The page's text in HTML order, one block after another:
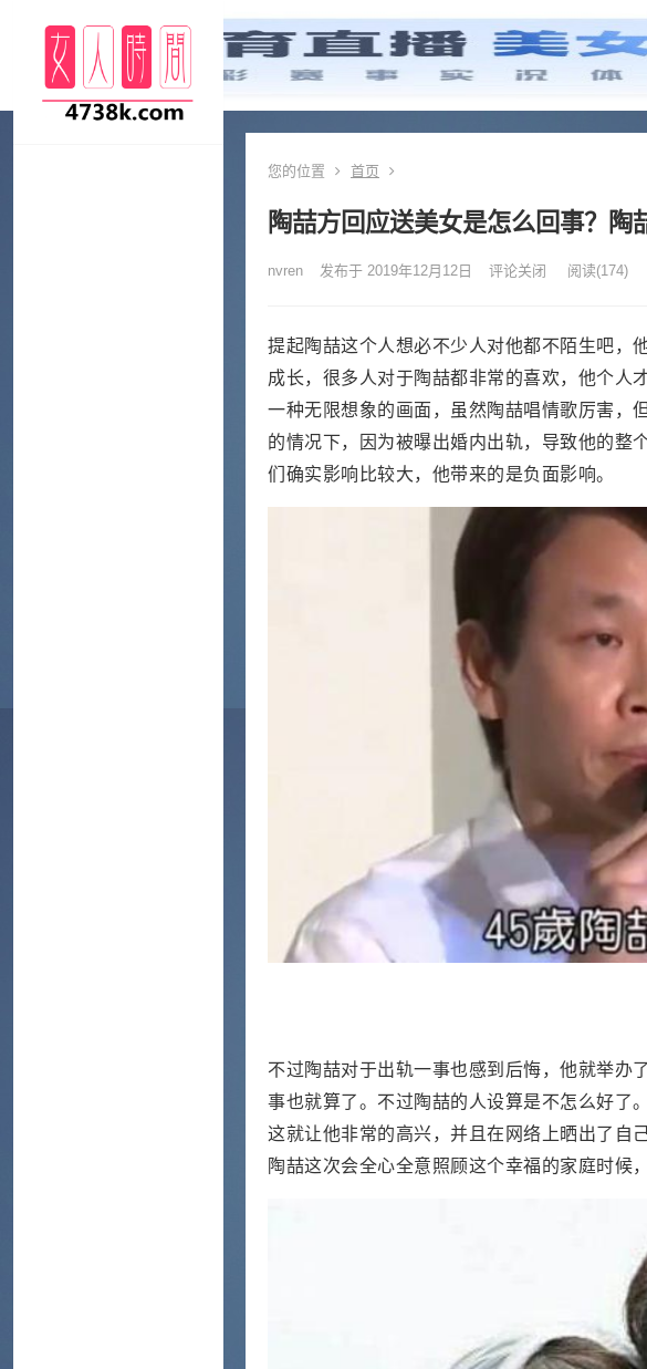
您的位置 首页
陶喆方回应送美女是怎么回事？陶
nvren 发布于 2019年12月12日 评论关闭 阅读(174)
提起陶喆这个人想必不少人对他都不陌生吧，
成长，很多人对于陶喆都非常的喜欢，他个人
一种无限想象的画面，虽然陶喆唱情歌厉害，
的情况下，因为被曝出婚内出轨，导致他的整
们确实影响比较大，他带来的是负面影响。
不过陶喆对于出轨一事也感到后悔，他就举办
事也就算了。不过陶喆的人设算是不怎么好了
这就让他非常的高兴，并且在网络上晒出了自
陶喆这次会全心全意照顾这个幸福的家庭时候